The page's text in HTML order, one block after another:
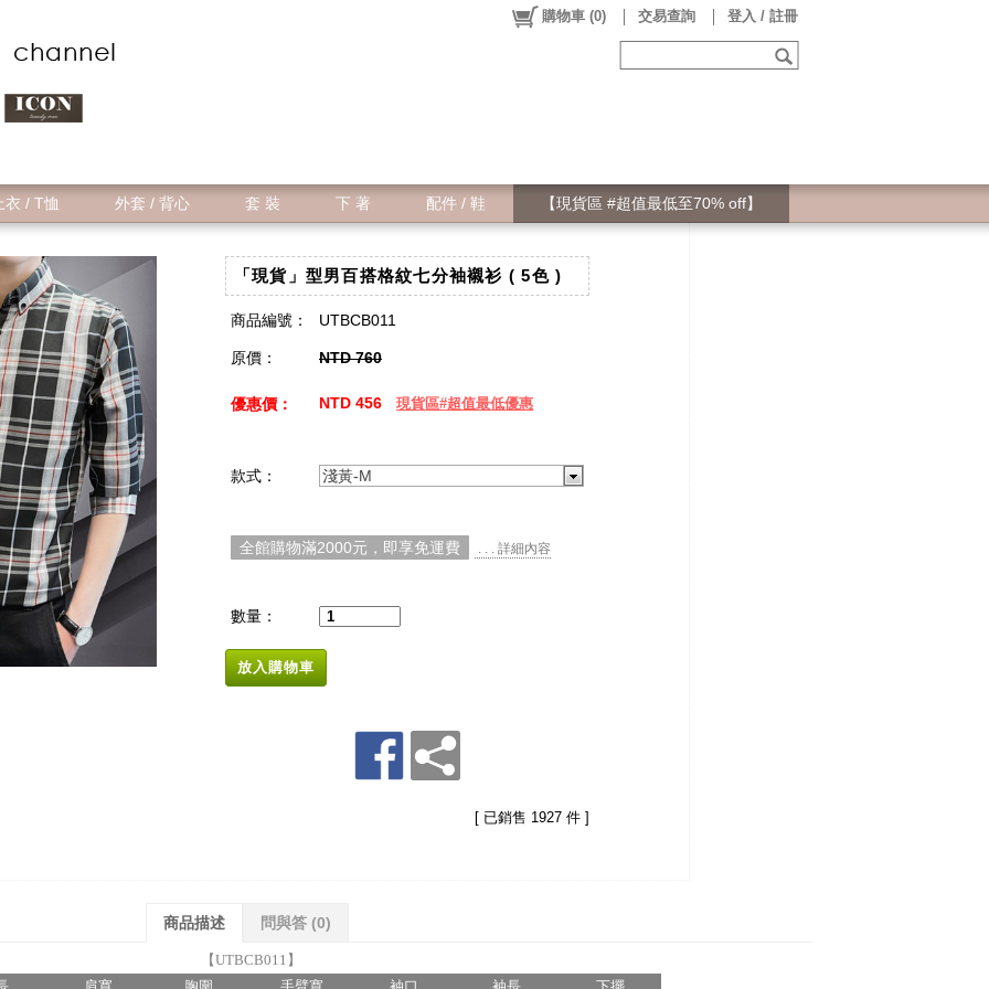
購物車 (0) 交易查詢 登入 / 註冊
衣 / T恤 外套 / 背心 套 裝 下 著 配件 / 鞋 【現貨區 #超值最低至70% off】
「現貨」型男百搭格紋七分袖襯衫 ( 5色 )
商品編號： UTBCB011
原價： NTD 760
優惠價： NTD 456 現貨區#超值最低優惠
款式： 淺黃-M
全館購物滿2000元，即享免運費 . . . 詳細內容
數量：
放入購物車
[ 已銷售 1927 件 ]
商品描述 問與答 (0)